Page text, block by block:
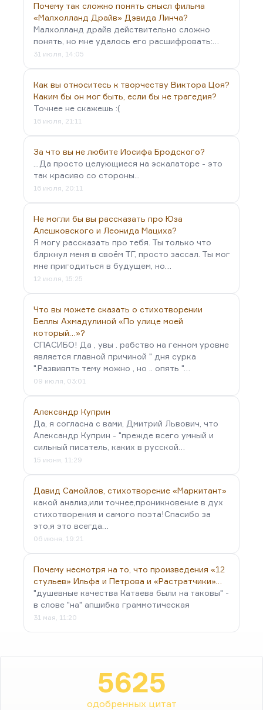
Почему так сложно понять смысл фильма
«Малхолланд Драйв» Дэвида Линча?
Малхолланд драйв действительно сложно
понять, но мне удалось его расшифровать:…
31 июля, 14:05
Как вы относитесь к творчеству Виктора Цоя?
Каким бы он мог быть, если бы не трагедия?
Точнее не скажешь :(
16 июля, 21:11
За что вы не любите Иосифа Бродского?
...Да просто целующиеся на эскалаторе - это
так красиво со стороны...
16 июля, 20:11
Не могли бы вы рассказать про Юза
Алешковского и Леонида Мациха?
Я могу рассказать про тебя. Ты только что
блркнул меня в своём ТГ, просто зассал. Ты мог
мне пригодиться в будущем, но…
12 июля, 15:25
Что вы можете сказать о стихотворении
Беллы Ахмадулиной «По улице моей
который…»?
СПАСИБО! Да , увы . рабство на генном уровне
является главной причиной " дня сурка
".Развивпть тему можно , но .. опять "…
09 июля, 03:01
Александр Куприн
Да, я согласна с вами, Дмитрий Львович, что
Александр Куприн - "прежде всего умный и
сильный писатель, каких в русской…
15 июня, 11:29
Давид Самойлов, стихотворение «Маркитант»
какой анализ,или точнее,проникновение в дух
стихотворения и самого поэта!Спасибо за
это,я это всегда…
06 июня, 19:21
Почему несмотря на то, что произведения «12
стульев» Ильфа и Петрова и «Растратчики»…
"душевные качества Катаева были на таковы" -
в слове "на" апшибка граммотическая
31 мая, 11:20
5625
одобренных цитат